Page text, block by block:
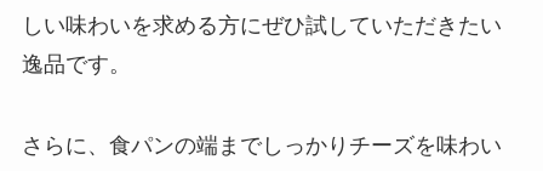
しい味わいを求める方にぜひ試していただきたい
逸品です。
さらに、食パンの端までしっかりチーズを味わい